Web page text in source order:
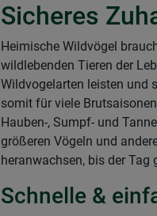
Sicheres
Heimische Wildvögel
wildlebenden Tieren der
Wildvogelarten leisten und
somit für viele
Hauben-, Sumpf- und
größeren Vögeln und
heranwachsen, bis der Tag
Schnelle &